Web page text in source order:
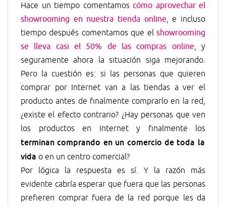
Hace un tiempo comentamos cómo aprovechar el
showrooming en nuestra tienda online, e incluso
tiempo después comentamos que el showrooming
se lleva casi el 50% de las compras online, y
seguramente ahora la situación siga mejorando.
Pero la cuestión es: si las personas que quieren
comprar por Internet van a las tiendas a ver el
producto antes de finalmente comprarlo en la red,
¿existe el efecto contrario? ¿Hay personas que ven
los productos en Internet y finalmente los
terminan comprando en un comercio de toda la
vida o en un centro comercial?
Por lógica la respuesta es sí. Y la razón más
evidente cabría esperar que fuera que las personas
prefieren comprar fuera de la red porque les da